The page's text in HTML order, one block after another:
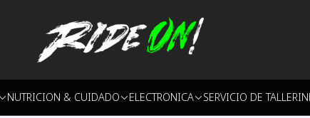
NUTRICION & CUIDADO ELECTRONICA SERVICIO DE TALLER